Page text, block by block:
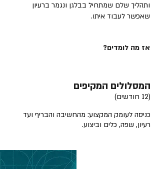
ותהליך שלם שמתחיל בבלגן ונגמר ברעיון
שאפשר לעבוד איתו.
אז מה לומדים?
המסלולים המקיפים
(12 חודשים)
כניסה לעומק המקצוע: מהחשיבה והבריף ועד
רעיון, שפה, כלים וביצוע.